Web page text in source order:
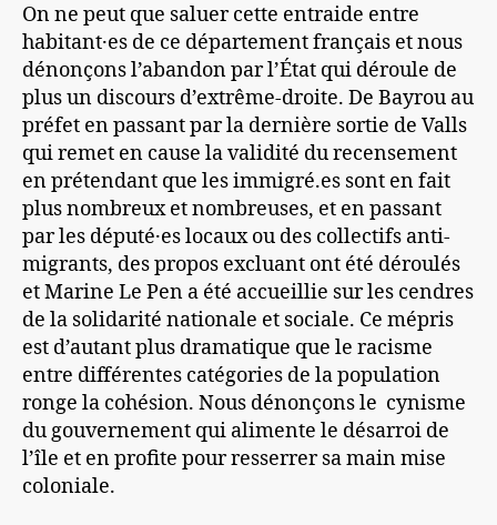
On ne peut que saluer cette entraide entre
habitant·es de ce département français et nous
dénonçons l’abandon par l’État qui déroule de
plus un discours d’extrême-droite. De Bayrou au
préfet en passant par la dernière sortie de Valls
qui remet en cause la validité du recensement
en prétendant que les immigré.es sont en fait
plus nombreux et nombreuses, et en passant
par les député·es locaux ou des collectifs anti-
migrants, des propos excluant ont été déroulés
et Marine Le Pen a été accueillie sur les cendres
de la solidarité nationale et sociale. Ce mépris
est d’autant plus dramatique que le racisme
entre différentes catégories de la population
ronge la cohésion. Nous dénonçons le cynisme
du gouvernement qui alimente le désarroi de
l’île et en profite pour resserrer sa main mise
coloniale.